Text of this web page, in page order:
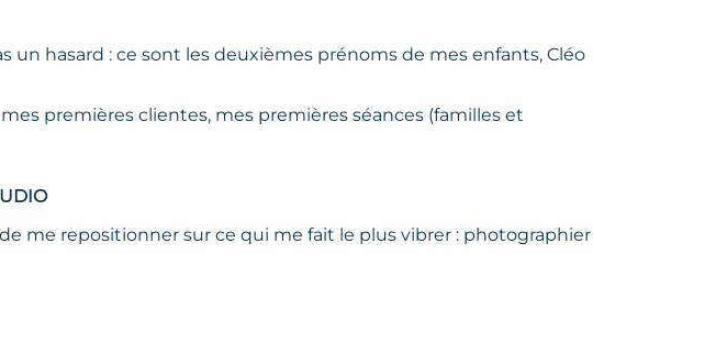
un hasard : ce sont les deuxièmes prénoms de mes enfants, Cléo
premières clientes, mes premières séances (familles et
me repositionner sur ce qui me fait le plus vibrer : photographier